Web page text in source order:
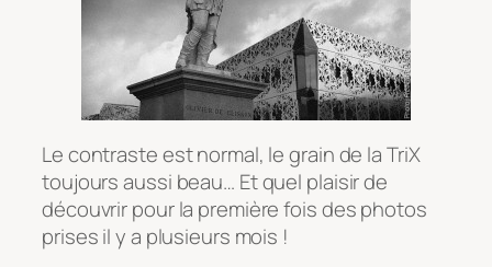
Le contraste est normal, le grain de la TriX
toujours aussi beau… Et quel plaisir de
découvrir pour la première fois des photos
prises il y a plusieurs mois !